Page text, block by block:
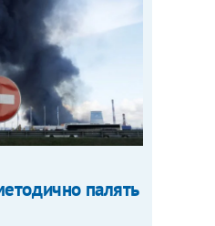
палять